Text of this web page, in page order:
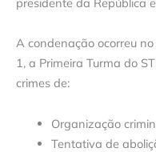
A condenação ocorreu
1, a Primeira Turma do
crimes de:
Organização
Tentativa de